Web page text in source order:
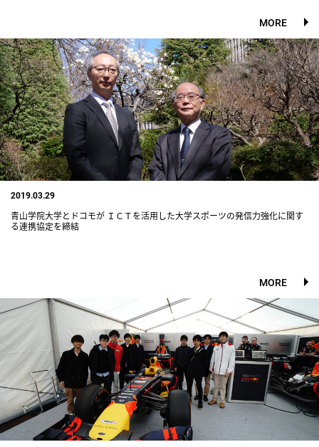
MORE
2019.03.29
青山学院大学とドコモが ＩＣＴを活用した大学スポーツの発信力強化に関す
る連携協定を締結
MORE